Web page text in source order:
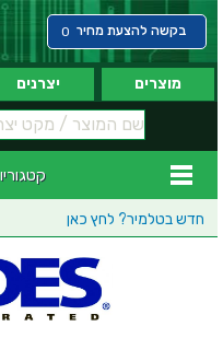
בקשה להצעת מחיר 0
מוצרים יצרנים
חדש בטלמיר? לחץ כאן